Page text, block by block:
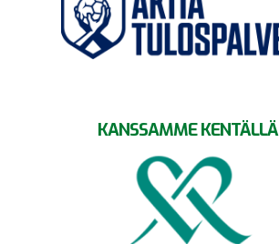
KANSSAMME KENTÄLLÄ